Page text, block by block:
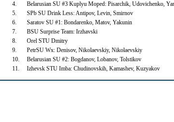
4.
Belarusian SU #3 Kuplyu Moped: Pisarchik, Udovichenko,
5.
SPb SU Drink Less: Antipov, Levin, Smirnov
6.
Saratov SU #1: Bondarenko, Matov, Yakunin
7.
BSU Surprise Team: Irzhavski
8.
Orel STU Dmitry
9.
PetrSU Wx: Denisov, Nikolaevskiy, Nikolaevskiy
10.
Belarusian SU #2: Bogdanov, Lobanov, Tolstikov
11.
Izhevsk STU Imba: Chudinovskih, Kamashev, Kuzyakov